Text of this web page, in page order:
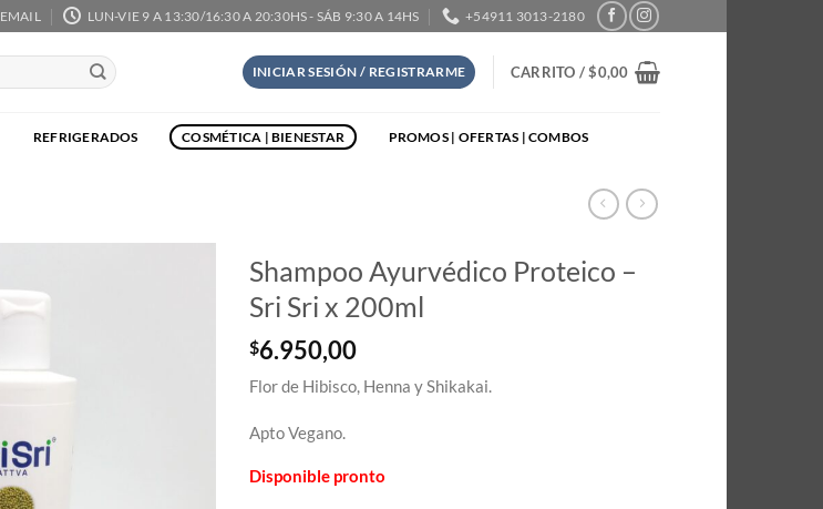
EMAIL LUN-VIE 9 A 13:30/16:30 A 20:30HS - SÁB 9:30 A 14HS +54911 3013-2180
INICIAR SESIÓN / REGISTRARME CARRITO /$0,00
REFRIGERADOS COSMÉTICA | BIENESTAR PROMOS | OFERTAS | COMBOS
Shampoo Ayurvédico Proteico –
Sri Sri x 200ml
$6.950,00
Flor de Hibisco, Henna y Shikakai.
Apto Vegano.
Disponible pronto